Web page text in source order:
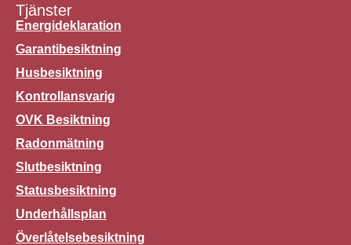
Tjänster
Energideklaration
Garantibesiktning
Husbesiktning
Kontrollansvarig
OVK Besiktning
Radonmätning
Slutbesiktning
Statusbesiktning
Underhållsplan
Överlåtelsebesiktning